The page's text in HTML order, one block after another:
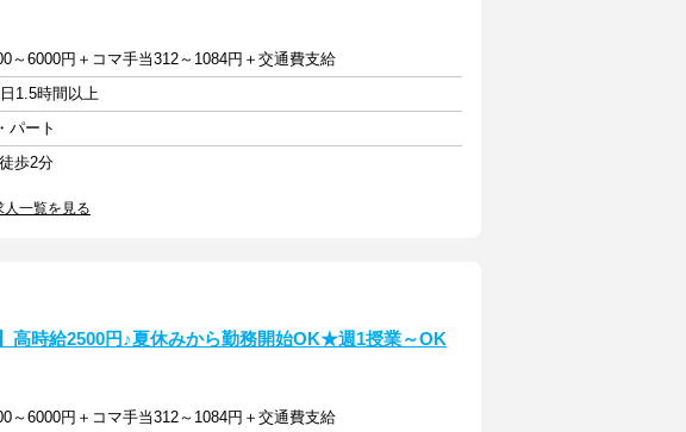
～6000円＋コマ手当312～1084円＋交通費支給
1.5時間以上
パート
歩2分
一覧を見る
高時給2500円♪夏休みから勤務開始OK★週1授業～OK
～6000円＋コマ手当312～1084円＋交通費支給